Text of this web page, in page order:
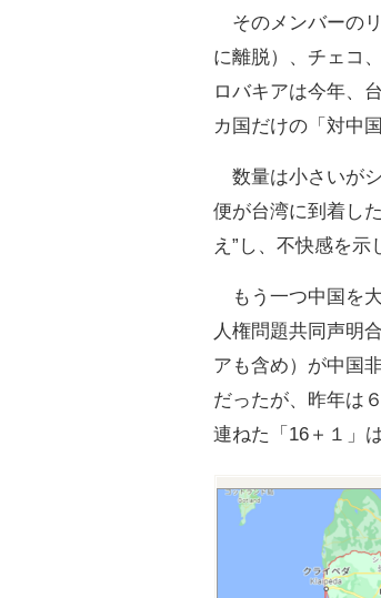
そのメンバーの
に離脱）、チェコ
ロバキアは今年、
カ国だけの「対中
数量は小さいが
便が台湾に到着し
え”し、不快感を示
もう一つ中国を
人権問題共同声明
アも含め）が中国
だったが、昨年は
連ねた「16＋１」